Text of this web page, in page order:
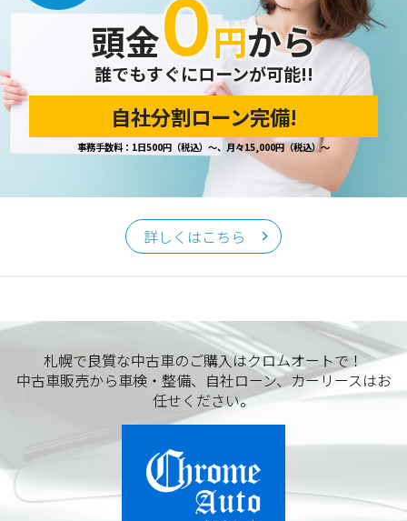
頭金０円から
誰でもすぐにローンが可能!!
自社分割ローン完備!
事務手数料：1日500円（税込）～、月々15,000円（税込）～
詳しくはこちら
札幌で良質な中古車のご購入はクロムオートで！
中古車販売から車検・整備、自社ローン、カーリースはお
任せください。